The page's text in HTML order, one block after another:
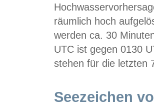
räumlich hoch
werden ca. 30
UTC ist gegen 0130
stehen für die letzten
Seezeichen